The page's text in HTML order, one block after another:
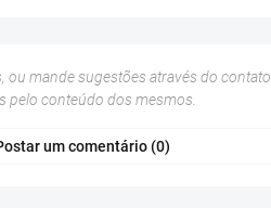
ou mande sugestões através do contato
pelo conteúdo dos mesmos.
um comentário (0)